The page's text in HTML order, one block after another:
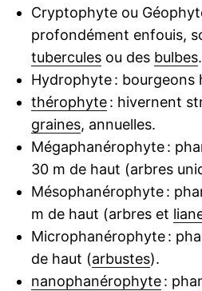
Cryptophyte ou
profondément enfouis,
tuberculesou des bulbes.
Hydrophyte : bourgeons
thérophyte: hivernent
graines, annuelles.
Mégaphanérophyte :
30 m de haut (arbres
Mésophanérophyte :
m de haut (arbres et
Microphanérophyte :
de haut (arbustes).
nanophanérophyte: